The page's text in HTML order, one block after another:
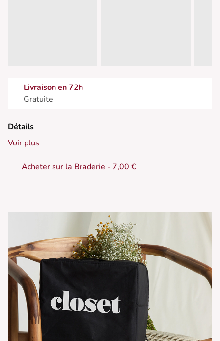
Livraison en 72h
Gratuite
Détails
Voir plus
Acheter sur la Braderie - 7,00 €